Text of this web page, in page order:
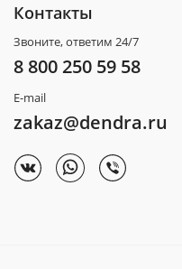
Контакты
Звоните, ответим 24/7
8 800 250 59 58
E-mail
zakaz@dendra.ru